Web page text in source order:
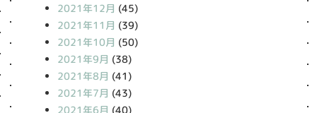
2021年12月 (45)
2021年11月 (39)
2021年10月 (50)
2021年9月 (38)
2021年8月 (41)
2021年7月 (43)
2021年6月 (40)